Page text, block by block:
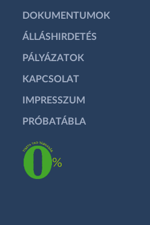
DOKUMENTUMOK
ÁLLÁSHIRDETÉS
PÁLYÁZATOK
KAPCSOLAT
IMPRESSZUM
PRÓBATÁBLA